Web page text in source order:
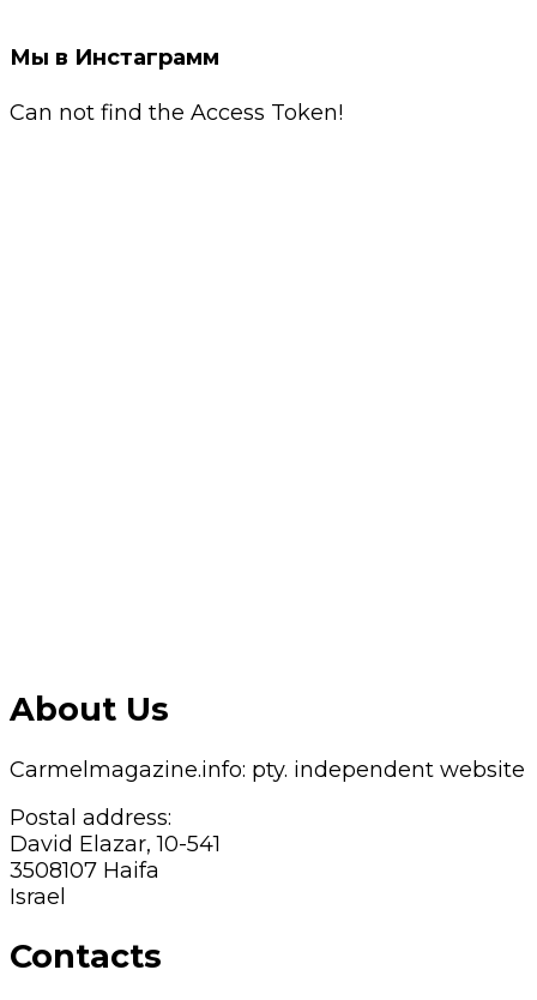
Мы в Инстаграмм
Can not find the Access Token!
About Us
Carmelmagazine.info: pty. independent website
Postal address:
David Elazar, 10-541
3508107 Haifa
Israel
Contacts